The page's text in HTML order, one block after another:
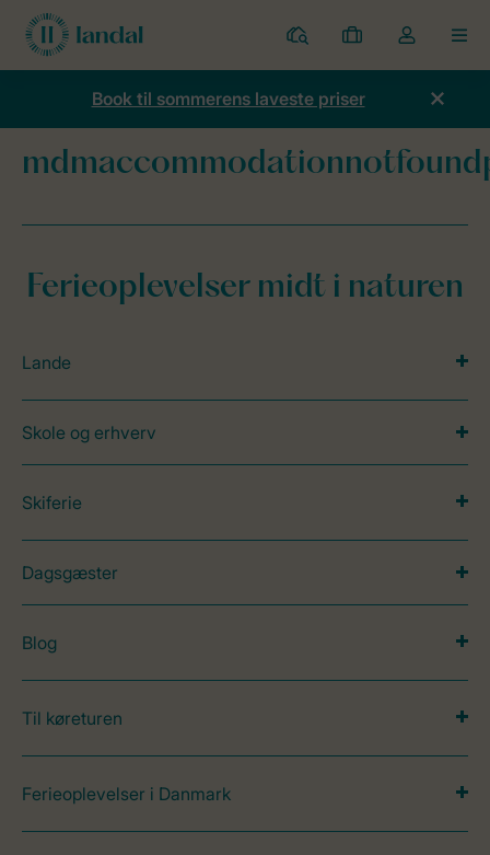
Parker
Mine
bookinger
Toggle
the
Book til sommerens laveste priser
Forside mdmaccommodationnotfoundpage
Ferieoplevelser midt i naturen
Lande
Skole og erhverv
Skiferie
Dagsgæster
Blog
Til køreturen
Ferieoplevelser i Danmark